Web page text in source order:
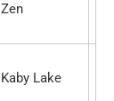
Zen
Kaby Lake